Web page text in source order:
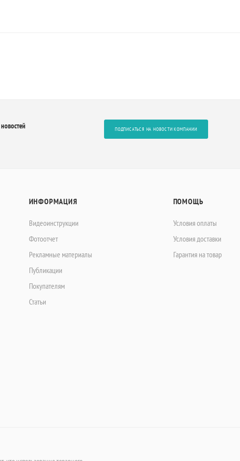
ПОДПИСАТЬСЯ НА НОВОСТИ КОМПАНИИ
ИНФОРМАЦИЯ
Видеоинструкции
Фотоотчет
Рекламные материалы
Публикации
Покупателям
Статьи
ПОМОЩЬ
Условия оплаты
Условия доставки
Гарантия на товар